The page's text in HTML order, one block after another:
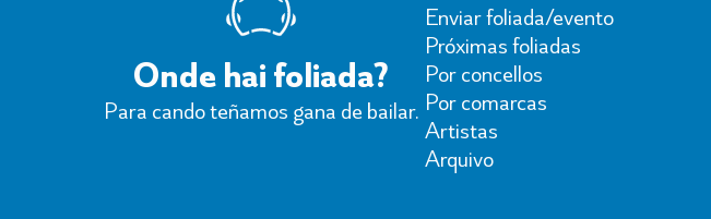
Onde hai foliada?
Para cando teñamos gana de bailar.
Enviar foliada/evento
Próximas foliadas
Por concellos
Por comarcas
Artistas
Arquivo